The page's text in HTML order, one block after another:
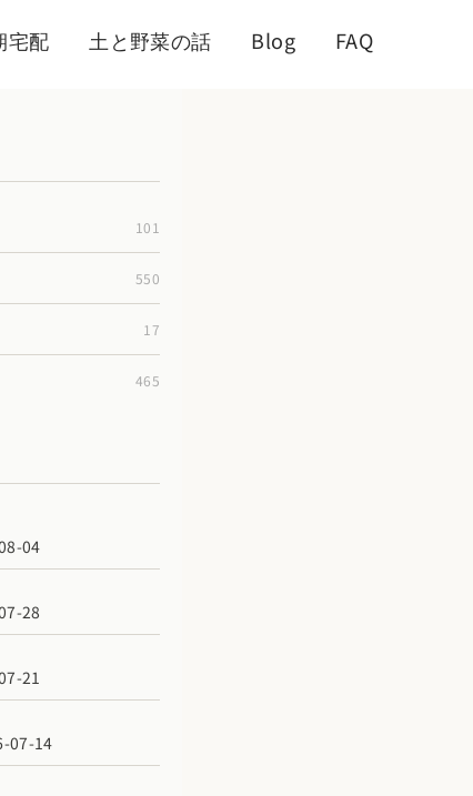
宅配 土と野菜の話 Blog FAQ
101
550
17
465
04
28
21
07-14